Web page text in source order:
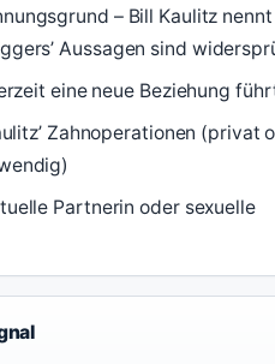
– Bill Kaulitz nennt
Aussagen sind
eine neue Beziehung
Zahnoperationen (privat
Partnerin oder sexuelle